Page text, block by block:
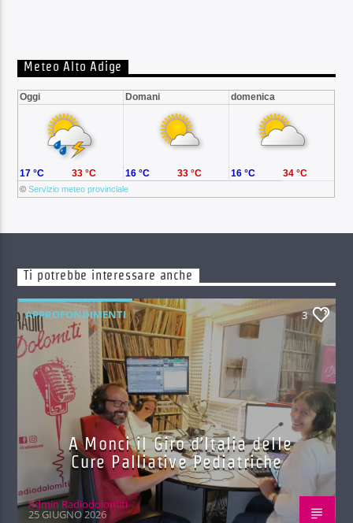
Meteo Alto Adige
Oggi Domani domenica
©Servizio meteo provinciale
17 °C 33 °C 16 °C 33 °C 16 °C 34 °C
Ti potrebbe interessare anche
APPROFONDIMENTI 3
A Monci il Giro d’Italia delle
Cure Palliative Pediatriche
Admin Radiodolomiti
25 GIUGNO 2026